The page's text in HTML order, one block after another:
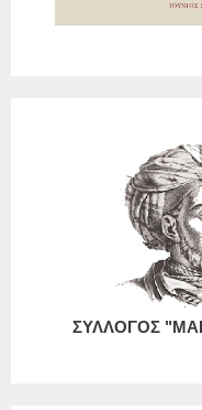
ΣΥΛΛΟΓΟΣ